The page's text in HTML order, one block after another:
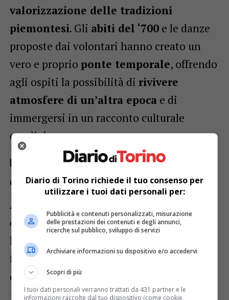
valorizzazione delle tradizioni
piemontesi. Gli abiti del ‘700e le danze
proposte dai volontari hanno creato un
vero e proprio ponte temporale, offrendo
agli ospiti la possibilità di rivivere
atmosfere di un’altra epocae di
immergersi in un racconto culturale
condiviso.
Un pomeriggio di inclusione e
condivisione
Al termine delle danze, un momento
conviviale dimerenda e socializzazione
ha arricchito l’esperienza, consolidando la
funzione della
RSA Le Ninfee
di cura, ma anche di
«
L’evento ha sottolineato l’importanza
Diario di Torino richiede il tuo consenso per
utilizzare i tuoi dati personali per:
Pubblicità e contenuti personalizzati, misurazione
delle prestazioni dei contenuti e degli annunci,
ricerche sul pubblico, sviluppo di servizi
Archiviare informazioni su dispositivo e/o accedervi
Scopri di più
I tuoi dati personali verranno trattati da 431 partner e le
informazioni raccolte dal tuo dispositivo (come cookie,